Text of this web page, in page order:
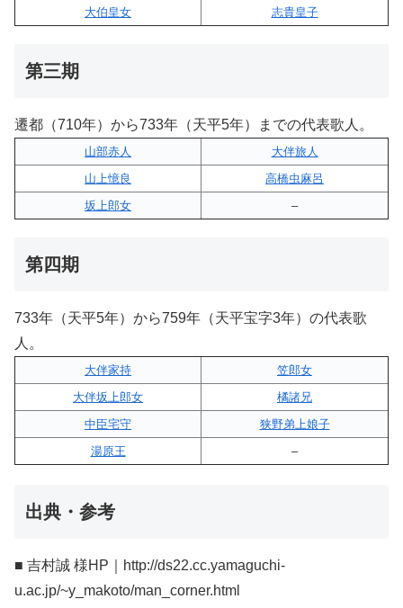
大伯皇女
志貴皇子
第三期
遷都（710年）から733年（天平5年）までの代表歌人。
山部赤人
大伴旅人
山上憶良
高橋虫麻呂
坂上郎女
–
第四期
733年（天平5年）から759年（天平宝字3年）の代表歌
人。
大伴家持
笠郎女
大伴坂上郎女
橘諸兄
中臣宅守
狭野弟上娘子
湯原王
–
出典・参考
■ 吉村誠 様HP｜http://ds22.cc.yamaguchi-
u.ac.jp/~y_makoto/man_corner.html